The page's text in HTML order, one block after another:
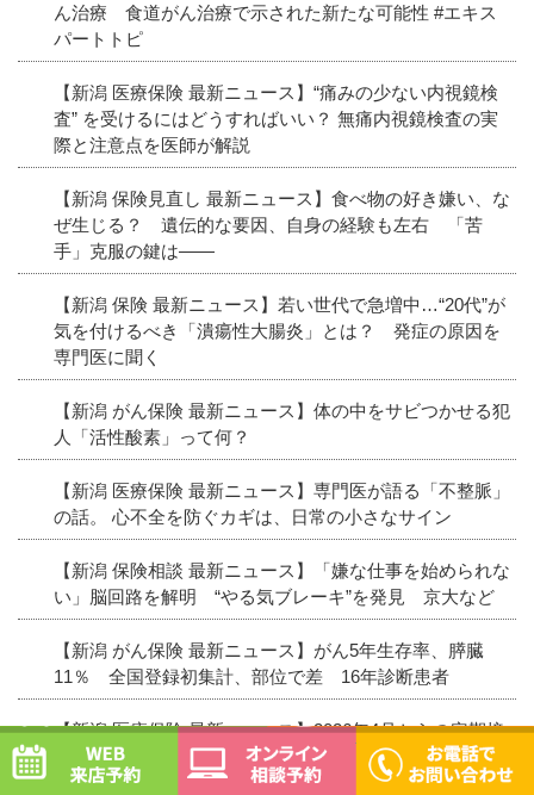
ん治療 食道がん治療で示された新たな可能性 #エキス
パートトピ
【新潟 医療保険 最新ニュース】“痛みの少ない内視鏡検
査” を受けるにはどうすればいい？ 無痛内視鏡検査の実
際と注意点を医師が解説
【新潟 保険見直し 最新ニュース】食べ物の好き嫌い、な
ぜ生じる？ 遺伝的な要因、自身の経験も左右 「苦
手」克服の鍵は――
【新潟 保険 最新ニュース】若い世代で急増中…“20代”が
気を付けるべき「潰瘍性大腸炎」とは？ 発症の原因を
専門医に聞く
【新潟 がん保険 最新ニュース】体の中をサビつかせる犯
人「活性酸素」って何？
【新潟 医療保険 最新ニュース】専門医が語る「不整脈」
の話。 心不全を防ぐカギは、日常の小さなサイン
【新潟 保険相談 最新ニュース】「嫌な仕事を始められな
い」脳回路を解明 “やる気ブレーキ”を発見 京大など
【新潟 がん保険 最新ニュース】がん5年生存率、膵臓
11％ 全国登録初集計、部位で差 16年診断患者
【新潟 医療保険 最新ニュース】2026年4月からの定期接
種に期待 妊婦のRSウイルスワクチンで赤ちゃんの重症
化を防ぐ #エキスパートトピ
WEB予約 オンライン相談予約